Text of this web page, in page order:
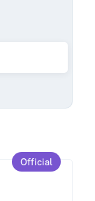
Official